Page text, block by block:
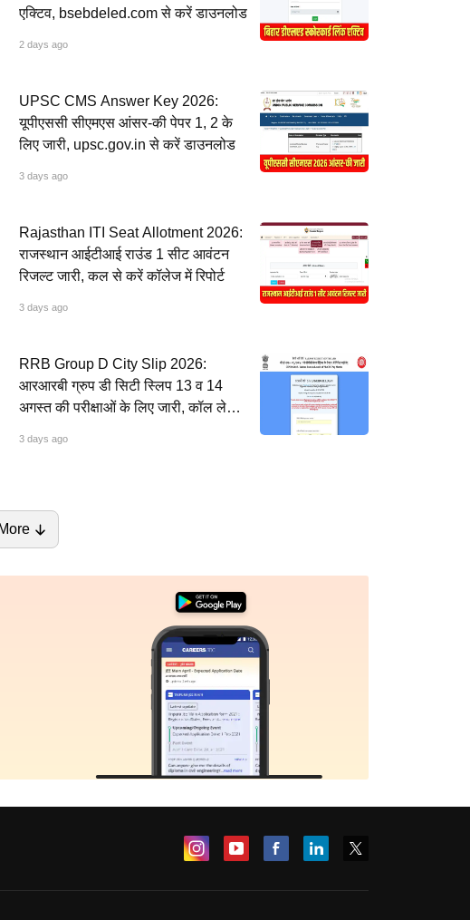
एक्टिव, bsebdeled.com से करें डाउनलोड
2 days ago
UPSC CMS Answer Key 2026:
यूपीएससी सीएमएस आंसर-की पेपर 1, 2 के
लिए जारी, upsc.gov.in से करें डाउनलोड
3 days ago
Rajasthan ITI Seat Allotment 2026:
राजस्थान आईटीआई राउंड 1 सीट आवंटन
रिजल्ट जारी, कल से करें कॉलेज में रिपोर्ट
3 days ago
RRB Group D City Slip 2026:
आरआरबी ग्रुप डी सिटी स्लिप 13 व 14
अगस्त की परीक्षाओं के लिए जारी, कॉल लेटर
3 days ago
Sign In/Sign Up
access our resources onExams, Study
Material, Counseling, Colleges etc.